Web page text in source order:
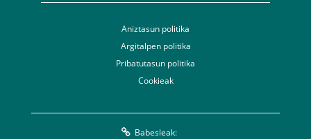
Aniztasun politika
Argitalpen politika
Pribatutasun politika
Cookieak
Babesleak: